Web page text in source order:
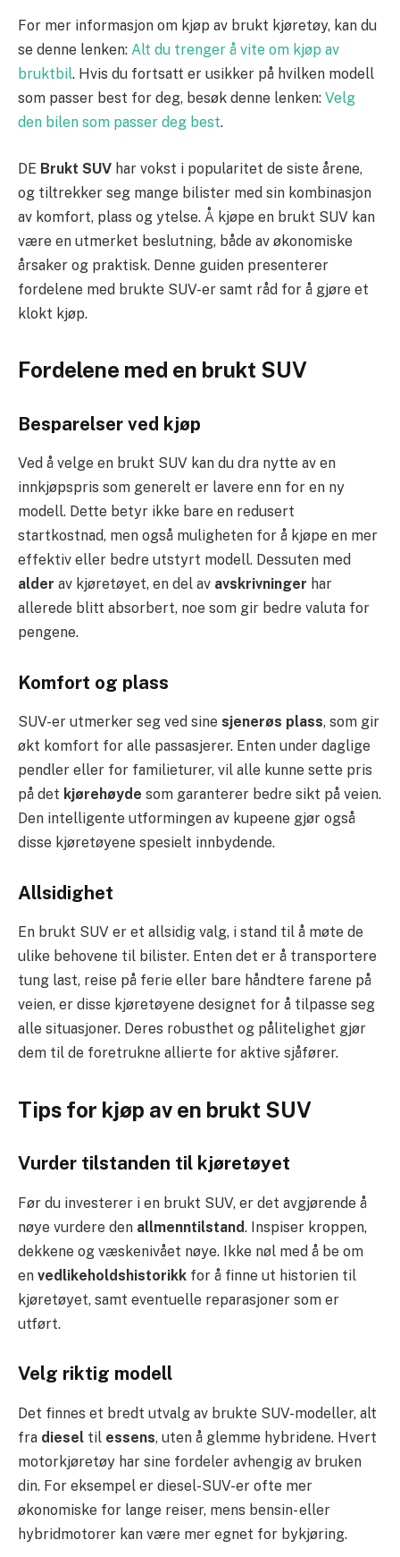
For mer informasjon om kjøp av brukt kjøretøy, kan du
se denne lenken: Alt du trenger å vite om kjøp av
bruktbil. Hvis du fortsatt er usikker på hvilken modell
som passer best for deg, besøk denne lenken: Velg
den bilen som passer deg best.
DE Brukt SUV har vokst i popularitet de siste årene,
og tiltrekker seg mange bilister med sin kombinasjon
av komfort, plass og ytelse. Å kjøpe en brukt SUV kan
være en utmerket beslutning, både av økonomiske
årsaker og praktisk. Denne guiden presenterer
fordelene med brukte SUV-er samt råd for å gjøre et
klokt kjøp.
Fordelene med en brukt SUV
Besparelser ved kjøp
Ved å velge en brukt SUV kan du dra nytte av en
innkjøpspris som generelt er lavere enn for en ny
modell. Dette betyr ikke bare en redusert
startkostnad, men også muligheten for å kjøpe en mer
effektiv eller bedre utstyrt modell. Dessuten med
alder av kjøretøyet, en del av avskrivninger har
allerede blitt absorbert, noe som gir bedre valuta for
pengene.
Komfort og plass
SUV-er utmerker seg ved sine sjenerøs plass, som gir
økt komfort for alle passasjerer. Enten under daglige
pendler eller for familieturer, vil alle kunne sette pris
på det kjørehøyde som garanterer bedre sikt på veien.
Den intelligente utformingen av kupeene gjør også
disse kjøretøyene spesielt innbydende.
Allsidighet
En brukt SUV er et allsidig valg, i stand til å møte de
ulike behovene til bilister. Enten det er å transportere
tung last, reise på ferie eller bare håndtere farene på
veien, er disse kjøretøyene designet for å tilpasse seg
alle situasjoner. Deres robusthet og pålitelighet gjør
dem til de foretrukne allierte for aktive sjåfører.
Tips for kjøp av en brukt SUV
Vurder tilstanden til kjøretøyet
Før du investerer i en brukt SUV, er det avgjørende å
nøye vurdere den allmenntilstand. Inspiser kroppen,
dekkene og væskenivået nøye. Ikke nøl med å be om
en vedlikeholdshistorikk for å finne ut historien til
kjøretøyet, samt eventuelle reparasjoner som er
utført.
Velg riktig modell
Det finnes et bredt utvalg av brukte SUV-modeller, alt
fra diesel til essens, uten å glemme hybridene. Hvert
motorkjøretøy har sine fordeler avhengig av bruken
din. For eksempel er diesel-SUV-er ofte mer
økonomiske for lange reiser, mens bensin- eller
hybridmotorer kan være mer egnet for bykjøring.